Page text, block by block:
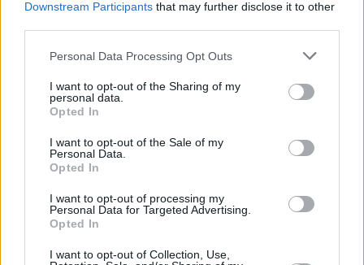
Downstream Participants that may further disclose it to other
Personal Data Processing Opt Outs
I want to opt-out of the Sharing of my
personal data.
Opted In
I want to opt-out of the Sale of my
Personal Data.
Opted In
I want to opt-out of processing my
Personal Data for Targeted Advertising.
Opted In
I want to opt-out of Collection, Use,
Masdar
Για τη Masdar, η εξαγορά εντάσσεται στη στρατηγική
στόχο την επιτάχυνση της ανάπτυξης έργων καθαρής
ενέργειας παγκοσμίως.
Η εταιρεία έχει θέσει ως στόχο να φτάσει τα
100 GW
παγκόσμιας εγκατεστημένης ισχύος έως το 2030